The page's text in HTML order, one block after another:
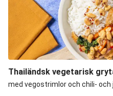
Thailändsk vegetarisk
med vegostrimlor och chili- och